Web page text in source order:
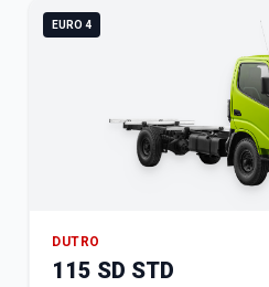
EURO 4
DUTRO
115 SD STD